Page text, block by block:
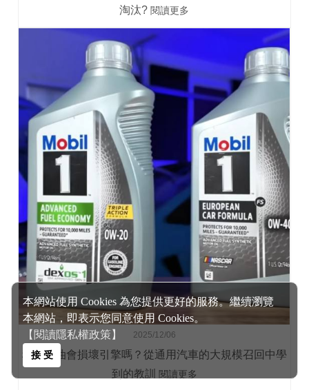
本網站使用 Cookies 為您提供更好的服務。繼續瀏覽
本網站，即表示您同意使用 Cookies。
【閱讀隱私權政策】
接 受
淘汰? 閱讀更多
2025/12/06
稀薄機油會損壞引擎嗎？從通用汽車的大規模召回中學
到的教訓
閱讀更多